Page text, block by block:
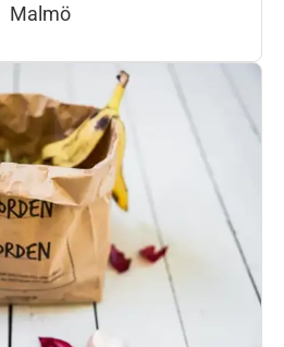
Malmö